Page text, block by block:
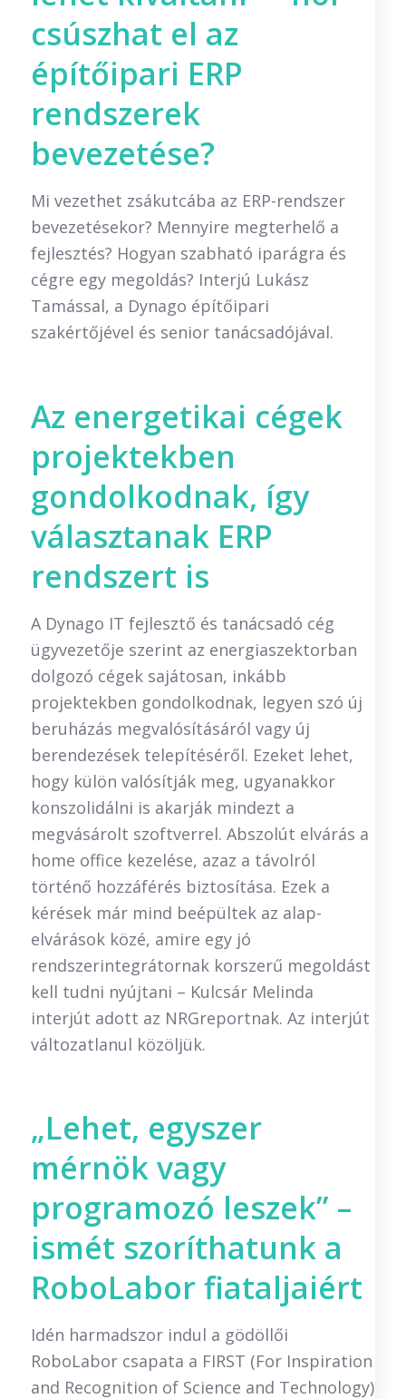
csúszhat el az
építőipari ERP
rendszerek
bevezetése?
Mi vezethet zsákutcába az ERP-rendszer
bevezetésekor? Mennyire megterhelő a
fejlesztés? Hogyan szabható iparágra és
cégre egy megoldás? Interjú Lukász
Tamással, a Dynago építőipari
szakértőjével és senior tanácsadójával.
Az energetikai cégek
projektekben
gondolkodnak, így
választanak ERP
rendszert is
A Dynago IT fejlesztő és tanácsadó cég
ügyvezetője szerint az energiaszektorban
dolgozó cégek sajátosan, inkább
projektekben gondolkodnak, legyen szó új
beruházás megvalósításáról vagy új
berendezések telepítéséről. Ezeket lehet,
hogy külön valósítják meg, ugyanakkor
konszolidálni is akarják mindezt a
megvásárolt szoftverrel. Abszolút elvárás a
home office kezelése, azaz a távolról
történő hozzáférés biztosítása. Ezek a
kérések már mind beépültek az alap-
elvárások közé, amire egy jó
rendszerintegrátornak korszerű megoldást
kell tudni nyújtani – Kulcsár Melinda
interjút adott az NRGreportnak. Az interjút
változatlanul közöljük.
„Lehet, egyszer
mérnök vagy
programozó leszek” –
ismét szoríthatunk a
RoboLabor fiataljaiért
Idén harmadszor indul a gödöllői
RoboLabor csapata a FIRST (For Inspiration
and Recognition of Science and Technology)